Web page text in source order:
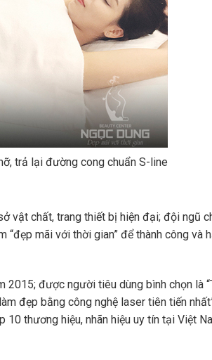
trả lại đường cong chuẩn S-line
vật chất, trang thiết bị hiện đại; đội ngũ
mãi với thời gian” để thành công và
2015; được người tiêu dùng bình chọn là
đẹp bằng công nghệ laser tiên tiến
10 thương hiệu, nhãn hiệu uy tín tại Việt